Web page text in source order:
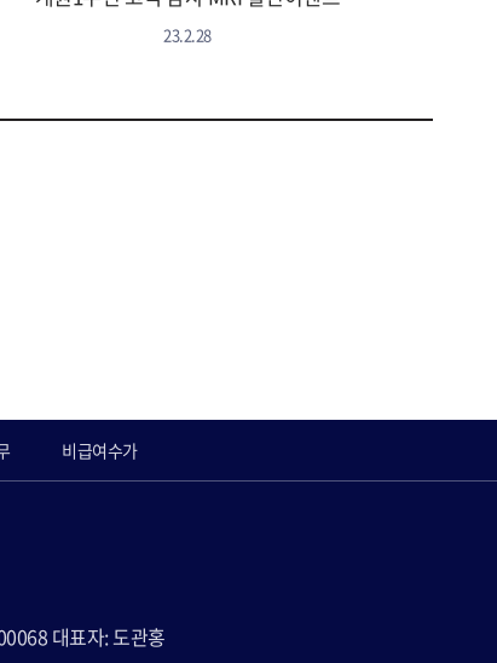
23.2.28
비급여수가
대표자: 도관홍